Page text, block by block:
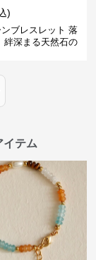
)
ブレスレット 落
絆深まる天然石の
イテム